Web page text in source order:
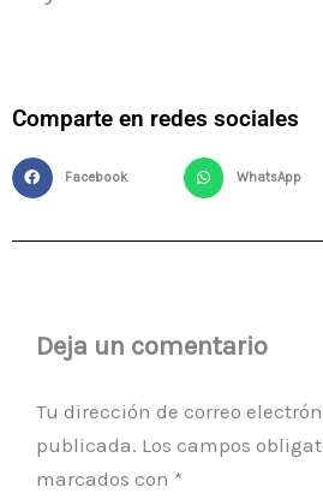
Comparte en redes sociales
Facebook WhatsApp
Deja un comentario
Tu dirección de correo
publicada. Los campos
marcados con *